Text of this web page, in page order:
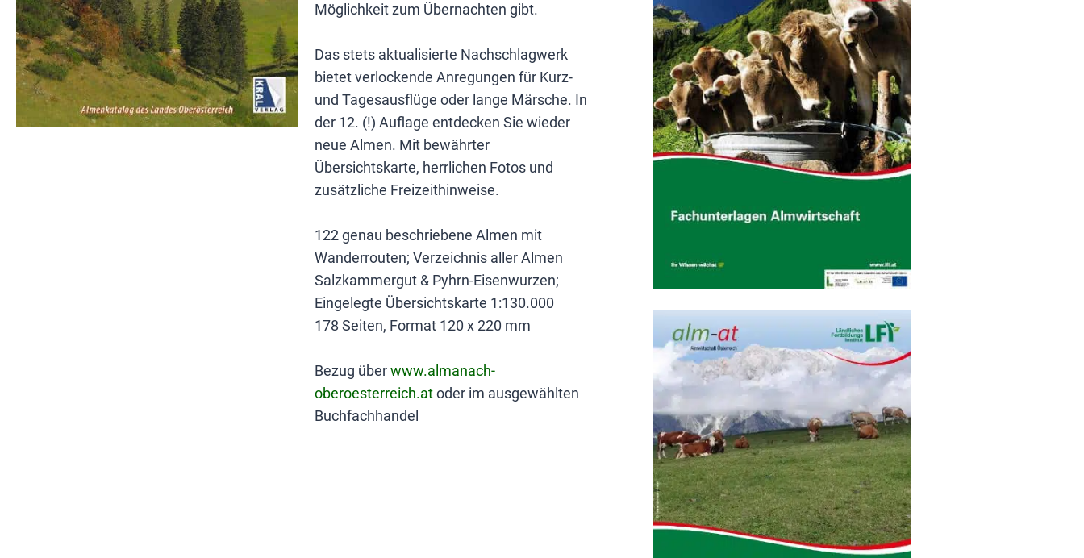
Möglichkeit zum Übernachten gibt.
Das stets aktualisierte Nachschlagwerk
bietet verlockende Anregungen für Kurz-
und Tagesausflüge oder lange Märsche. In
der 12. (!) Auflage entdecken Sie wieder
neue Almen. Mit bewährter
Übersichtskarte, herrlichen Fotos und
zusätzliche Freizeithinweise.
122 genau beschriebene Almen mit
Wanderrouten; Verzeichnis aller Almen
Salzkammergut & Pyhrn-Eisenwurzen;
Eingelegte Übersichtskarte 1:130.000
178 Seiten, Format 120 x 220 mm
Bezug überwww.almanach-
oberoesterreich.atoder im ausgewählten
Buchfachhandel